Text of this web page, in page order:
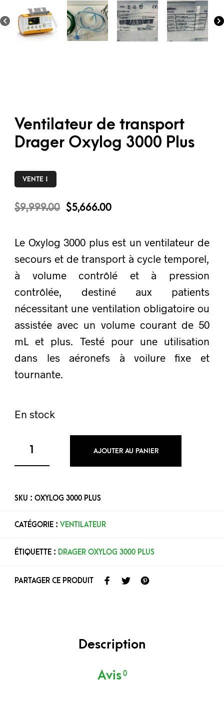
Ventilateur de transport
Drager Oxylog 3000 Plus
VENTE !
$9,999.00 $5,666.00
Le Oxylog 3000 plus est un ventilateur de
secours et de transport à cycle temporel,
à volume contrôlé et à pression
contrôlée, destiné aux patients
nécessitant une ventilation obligatoire ou
assistée avec un volume courant de 50
mL et plus. Testé pour une utilisation
dans les aéronefs à voilure fixe et
tournante.
En stock
AJOUTER AU PANIER
SKU :OXYLOG 3000 PLUS
CATÉGORIE :VENTILATEUR
ÉTIQUETTE : DRAGER OXYLOG 3000 PLUS
PARTAGER CE PRODUIT
Description
Avis 0